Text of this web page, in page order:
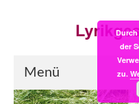
Menü
der
zu.